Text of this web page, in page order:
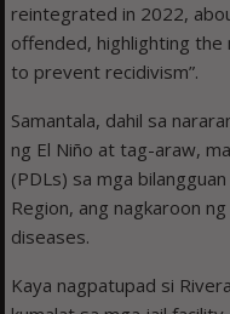
reintegrated in 2022,
offended, highlighting
to prevent recidivism”.
Samantala, dahil sa
ng El Niño at tag-araw,
(PDLs) sa mga
Region, ang nagkaroon
diseases.
Kaya nagpatupad si